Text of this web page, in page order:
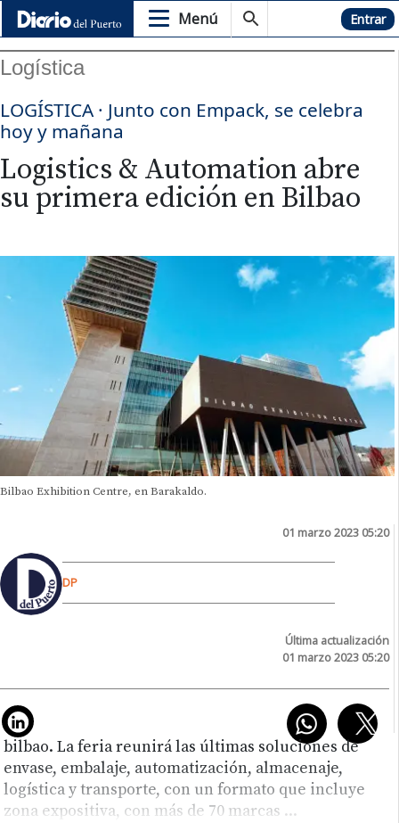
Menú Hemeroteca Entrar
Logística
LOGÍSTICA · Junto con Empack, se celebra
hoy y mañana
Logistics & Automation abre
su primera edición en Bilbao
Bilbao Exhibition Centre, en Barakaldo.
01 marzo 2023 05:20
DP
Última actualización
01 marzo 2023 05:20
bilbao. La feria reunirá las últimas soluciones de
envase, embalaje, automatización, almacenaje,
logística y transporte, con un formato que incluye
zona expositiva, con más de 70 marcas ...